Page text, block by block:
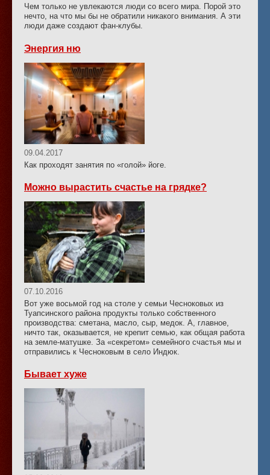
Чем только не увлекаются люди со всего мира. Порой это
нечто, на что мы бы не обратили никакого внимания. А эти
люди даже создают фан-клубы.
Энергия ню
09.04.2017
Как проходят занятия по «голой» йоге.
Можно вырастить счастье на грядке?
07.10.2016
Вот уже восьмой год на столе у семьи Чесноковых из
Туапсинского района продукты только собственного
производства: сметана, масло, сыр, медок. А, главное,
ничто так, оказывается, не крепит семью, как общая работа
на земле-матушке. За «секретом» семейного счастья мы и
отправились к Чесноковым в село Индюк.
Бывает хуже